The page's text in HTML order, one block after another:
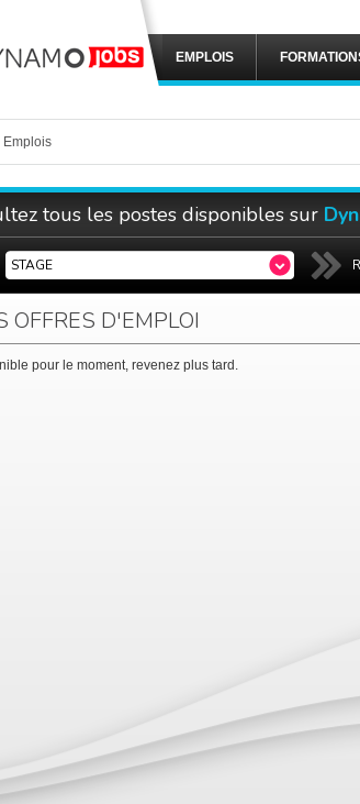
EMPLOIS
Emplois
tous les postes disponibles sur
STAGE
OFFRES D'EMPLOI
pour le moment, revenez plus tard.